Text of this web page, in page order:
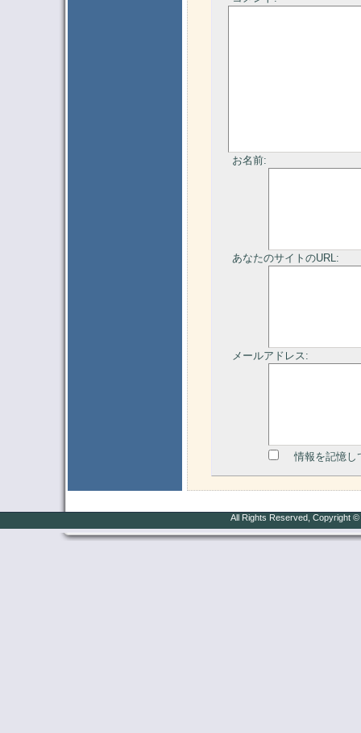
お名前:
あなたのサイトのURL:
メールアドレス:
情報を記憶し
All Rights Reserved, Copyright